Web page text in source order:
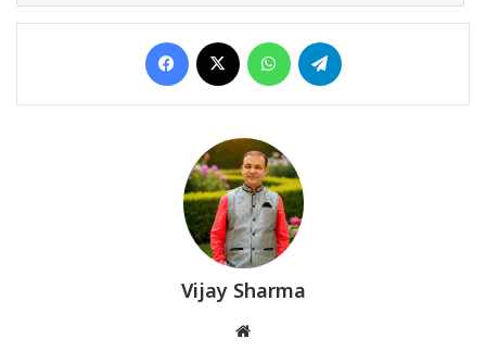
Facebook WhatsApp
Vijay Sharma